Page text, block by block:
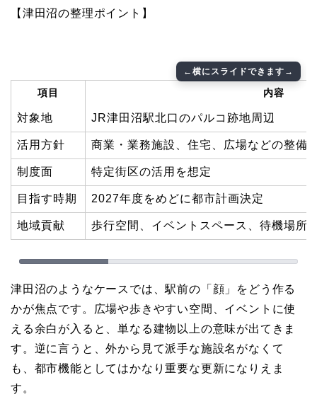
【津田沼の整理ポイント】
項目 内容
対象地 JR津田沼駅北口のパルコ跡地周辺
活用方針 商業・業務施設、住宅、広場などの整備
制度面 特定街区の活用を想定
目指す時期 2027年度をめどに都市計画決定
地域貢献 歩行空間、イベントスペース、待機場所
津田沼のようなケースでは、駅前の「顔」をどう作る
かが焦点です。広場や歩きやすい空間、イベントに使
える余白が入ると、単なる建物以上の意味が出てきま
す。逆に言うと、外から見て派手な施設名がなくて
も、都市機能としてはかなり重要な更新になりえま
す。